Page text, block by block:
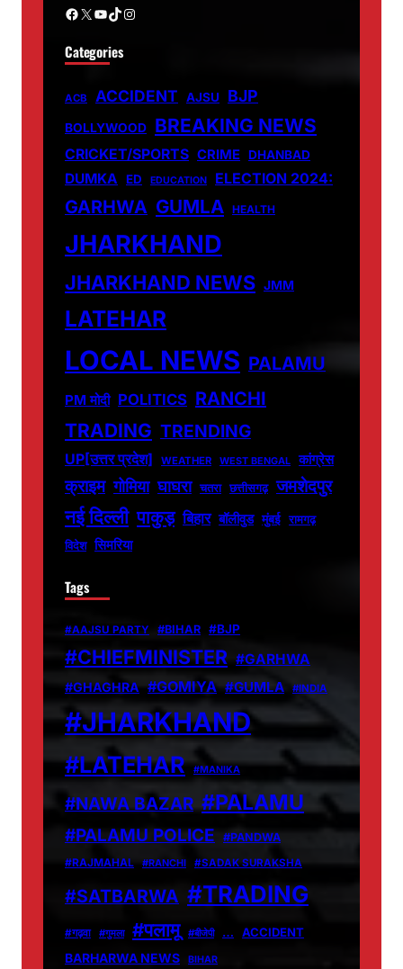
Facebook X YouTube TikTok Instagram
Categories
ACB ACCIDENT AJSU BJP
BOLLYWOOD BREAKING NEWS
CRICKET/SPORTS CRIME DHANBAD
DUMKA ED EDUCATION ELECTION 2024:
GARHWA GUMLA HEALTH
JHARKHAND
JHARKHAND NEWS JMM
LATEHAR
LOCAL NEWS PALAMU
PM मोदी POLITICS RANCHI
TRADING TRENDING
UP[उत्तर प्रदेश] WEATHER WEST BENGAL कांग्रेस
क्राइम गोमिया घाघरा चतरा छत्तीसगढ़ जमशेदपुर
नई दिल्ली पाकुड़ बिहार बॉलीवुड मुंबई रामगढ़
विदेश सिमरिया
Tags
#AAJSU PARTY #BIHAR #BJP
#CHIEFMINISTER #GARHWA
#GHAGHRA #GOMIYA #GUMLA #INDIA
#JHARKHAND
#LATEHAR #MANIKA
#NAWA BAZAR #PALAMU
#PALAMU POLICE
#PANDWA
#RAJMAHAL
#RANCHI #SADAK SURAKSHA
#SATBARWA #TRADING
#गढ़वा #गुमला #पलामू #बीजेपी … ACCIDENT
BARHARWA NEWS BIHAR